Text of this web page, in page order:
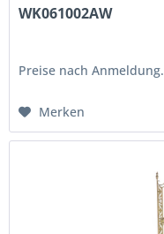
WK061002AW
Preise nach Anmeldung.
Merken